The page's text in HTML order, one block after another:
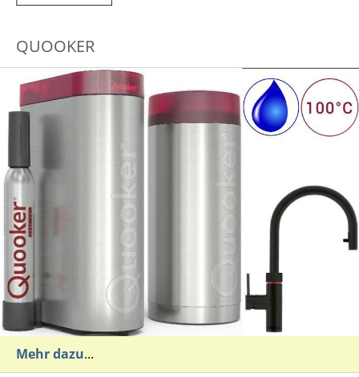
QUOOKER
Mehr dazu...